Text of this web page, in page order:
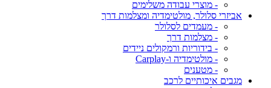
- מוצרי עבודה משלימים
אביזרי סלולר, מולטימדיה ומצלמות דרך
- מעמדים לסלולר
- מצלמות דרך
- בידוריות ורמקולים ניידים
- מולטימדיה ו-Carplay
- מטענים
מגבים איכותיים לרכב